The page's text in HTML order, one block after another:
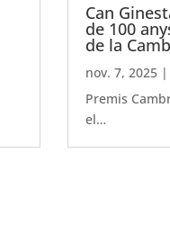
Can
de 100
de la
nov. 7, 2025 |
Premis
el…